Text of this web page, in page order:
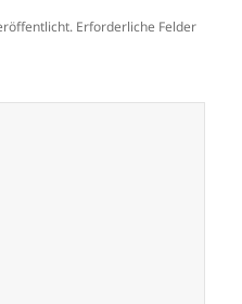
Erforderliche Felder